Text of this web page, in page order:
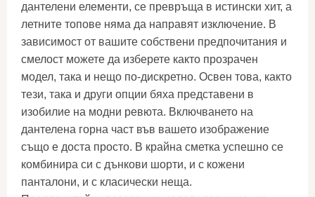
дантелени елементи, се превръща в истински хит, а
летните топове няма да направят изключение. В
зависимост от вашите собствени предпочитания и
смелост можете да изберете както прозрачен
модел, така и нещо по-дискретно. Освен това, както
тези, така и други опции бяха представени в
изобилие на модни ревюта. Включването на
дантелена горна част във вашето изображение
също е доста просто. В крайна сметка успешно се
комбинира си с дънкови шорти, и с кожени
панталони, и с класически неща.